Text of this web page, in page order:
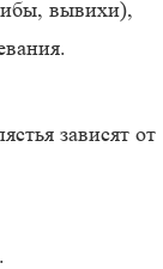
вывихи),
зависят от